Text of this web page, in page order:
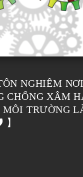
NGHIÊM
CHỐNG XÂM
TRƯỜNG